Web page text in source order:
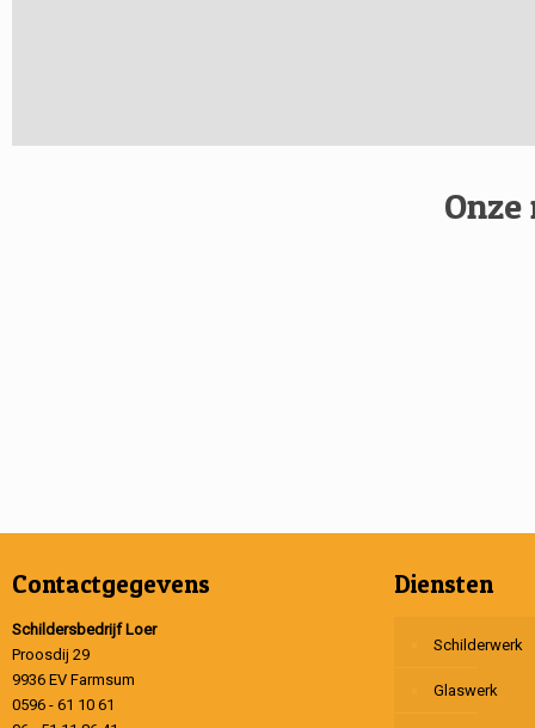
Contactgegevens
Schildersbedrijf Loer
Proosdij 29
9936 EV Farmsum
0596 - 61 10 61
Diensten
Schilderwerk
Glaswerk